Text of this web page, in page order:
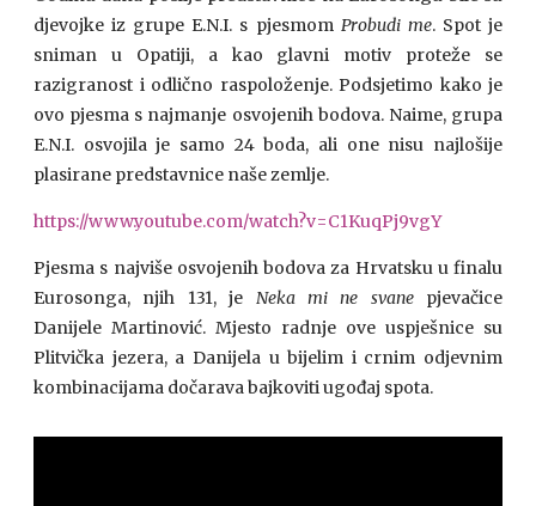
djevojke iz grupe E.N.I. s pjesmom Probudi me. Spot je
sniman u Opatiji, a kao glavni motiv proteže se
razigranost i odlično raspoloženje. Podsjetimo kako je
ovo pjesma s najmanje osvojenih bodova. Naime, grupa
E.N.I. osvojila je samo 24 boda, ali one nisu najlošije
plasirane predstavnice naše zemlje.
https://www.youtube.com/watch?v=C1KuqPj9vgY
Pjesma s najviše osvojenih bodova za Hrvatsku u finalu
Eurosonga, njih 131, je Neka mi ne svanepjevačice
Danijele Martinović. Mjesto radnje ove uspješnice su
Plitvička jezera, a Danijela u bijelim i crnim odjevnim
kombinacijama dočarava bajkoviti ugođaj spota.